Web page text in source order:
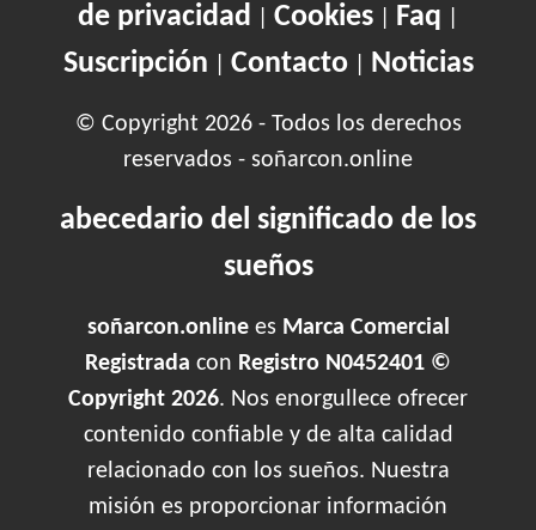
de privacidad
Cookies Faq
Suscripción Contacto| Noticias
© Copyright 2026 - Todos los derechos
reservados - soñarcon.online
abecedario del significado de los
sueños
soñarcon.onlinees Marca Comercial
Registrada con Registro N0452401 ©
Copyright 2026. Nos enorgullece ofrecer
contenido confiable y de alta calidad
relacionado con los sueños. Nuestra
misión es proporcionar información